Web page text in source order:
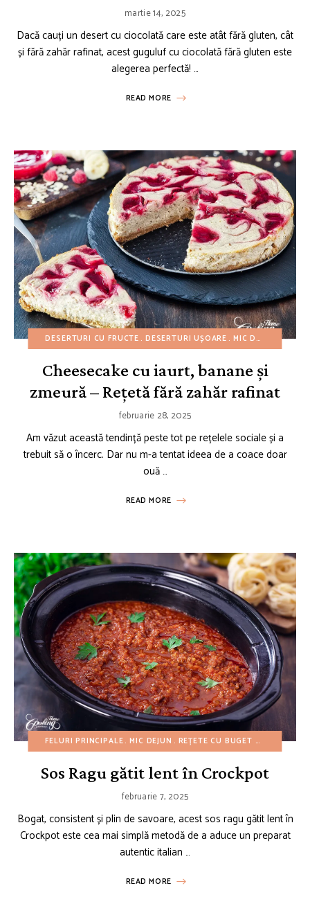
martie 14, 2025
Dacă cauți un desert cu ciocolată care este atât fără gluten, cât
și fără zahăr rafinat, acest guguluf cu ciocolată fără gluten este
alegerea perfectă! …
READ MORE
DESERTURI CU FRUCTE DESERTURI UȘOARE MIC DEJUN
Cheesecake cu iaurt, banane și
zmeură – Rețetă fără zahăr rafinat
februarie 28, 2025
Am văzut această tendință peste tot pe rețelele sociale și a
trebuit să o încerc. Dar nu m-a tentat ideea de a coace doar
ouă …
READ MORE
FELURI PRINCIPALE MIC DEJUN REȚETE CU BUGET REDUS
Sos Ragu gătit lent în Crockpot
februarie 7, 2025
Bogat, consistent și plin de savoare, acest sos ragu gătit lent în
Crockpot este cea mai simplă metodă de a aduce un preparat
autentic italian …
READ MORE